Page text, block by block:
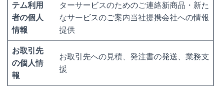
テム利用
者の個人
情報
ターサービスのためのご連絡新商品・新た
なサービスのご案内当社提携会社への情報
提供
お取引先
の個人情
報
お取引先への見積、発注書の発送、業務支
援